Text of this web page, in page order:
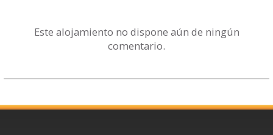
Este alojamiento no dispone aún de ningún
comentario.